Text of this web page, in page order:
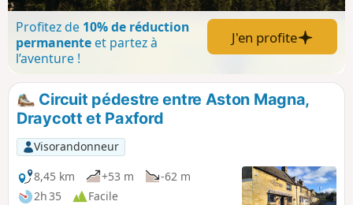
Profitez de 10% de réduction
permanenteet partez à
l’aventure !
J'en profite
Circuit pédestre entre Aston Magna,
Draycott et Paxford
Visorandonneur
8,45 km
+53 m
-62 m
2h 35
Facile